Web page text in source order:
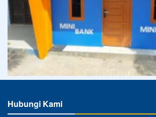
Hubungi Kami